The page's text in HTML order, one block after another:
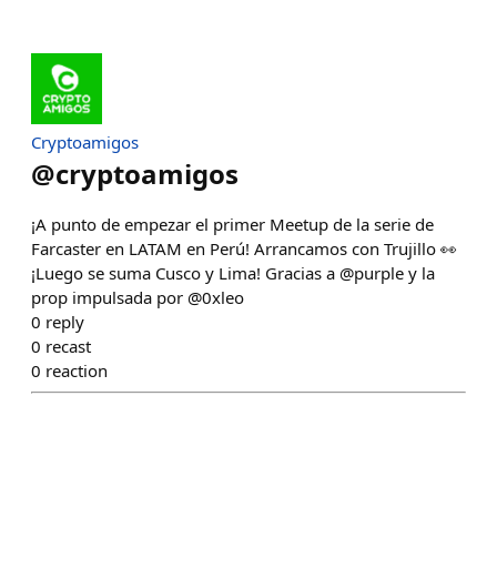
Cryptoamigos
@cryptoamigos
¡A punto de empezar el primer Meetup de la serie de
Farcaster en LATAM en Perú! Arrancamos con Trujillo 👀
¡Luego se suma Cusco y Lima! Gracias a @purple y la
prop impulsada por @0xleo
0 reply
0 recast
0 reaction